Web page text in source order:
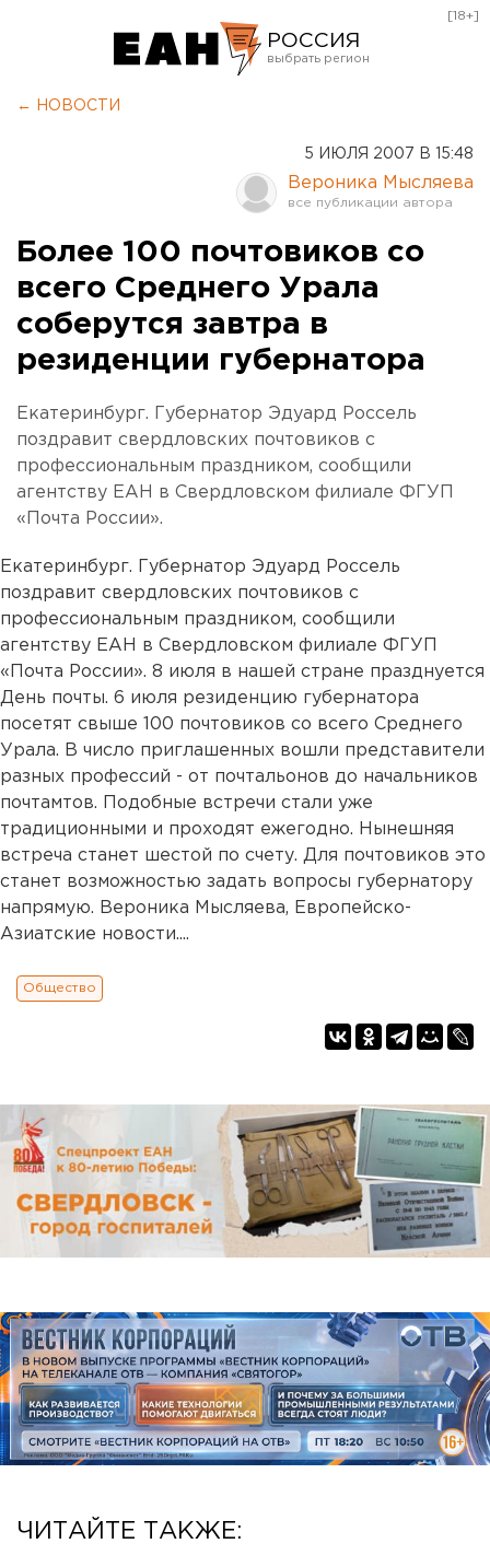
РОССИЯ
Оренбург
[18+]
← НОВОСТИ
5 ИЮЛЯ 2007 В 15:48
Вероника Мысляева
Более 100 почтовиков со
всего Среднего Урала
соберутся завтра в
резиденции губернатора
Екатеринбург. Губернатор Эдуард Россель
поздравит свердловских почтовиков с
профессиональным праздником, сообщили
агентству ЕАН в Свердловском филиале ФГУП
«Почта России».
Екатеринбург. Губернатор Эдуард Россель
поздравит свердловских почтовиков с
профессиональным праздником, сообщили
агентству ЕАН в Свердловском филиале ФГУП
«Почта России». 8 июля в нашей стране празднуется
День почты. 6 июля резиденцию губернатора
посетят свыше 100 почтовиков со всего Среднего
Урала. В число приглашенных вошли представители
разных профессий - от почтальонов до начальников
почтамтов. Подобные встречи стали уже
традиционными и проходят ежегодно. Нынешняя
встреча станет шестой по счету. Для почтовиков это
станет возможностью задать вопросы губернатору
напрямую. Вероника Мысляева, Европейско-
Азиатские новости....
Общество
ЧИТАЙТЕ ТАКЖЕ: